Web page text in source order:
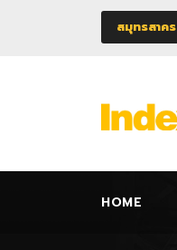
สมุทรสาคร
HOME